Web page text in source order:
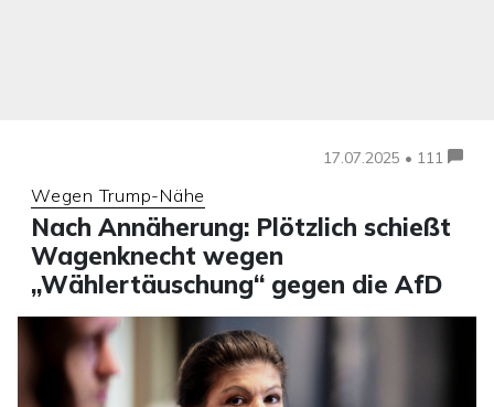
17.07.2025 • 111
Wegen Trump-Nähe
Nach Annäherung: Plötzlich schießt
Wagenknecht wegen
„Wählertäuschung“ gegen die AfD